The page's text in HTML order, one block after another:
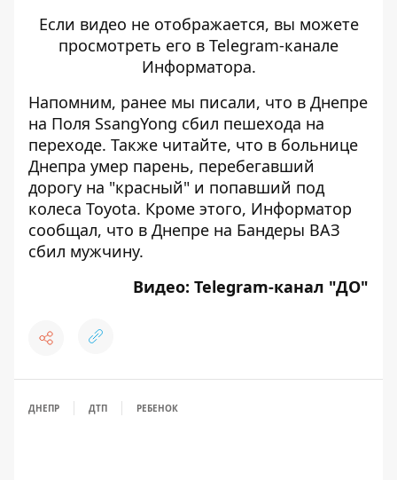
Если видео не отображается, вы можете
просмотреть его в Telegram-канале
Информатора.
Напомним, ранее мы писали, что в Днепре
на Поля SsangYong сбил пешехода на
переходе. Также читайте, что в больнице
Днепра умер парень, перебегавший
дорогу на "красный" и попавший под
колеса Toyota. Кроме этого, Информатор
сообщал, что в Днепре на Бандеры ВАЗ
сбил мужчину.
Видео: Telegram-канал "ДО"
ДНЕПР ДТП РЕБЕНОК